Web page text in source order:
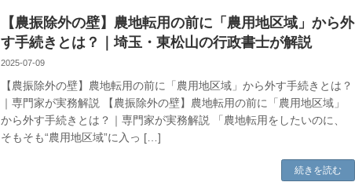
【農振除外の壁】農地転用の前に「農用地区域」から外
す手続きとは？｜埼玉・東松山の行政書士が解説
2025-07-09
【農振除外の壁】農地転用の前に「農用地区域」から外す手続きとは？
｜専門家が実務解説 【農振除外の壁】農地転用の前に「農用地区域」
から外す手続きとは？｜専門家が実務解説 「農地転用をしたいのに、
そもそも“農用地区域”に入っ […]
続きを読む